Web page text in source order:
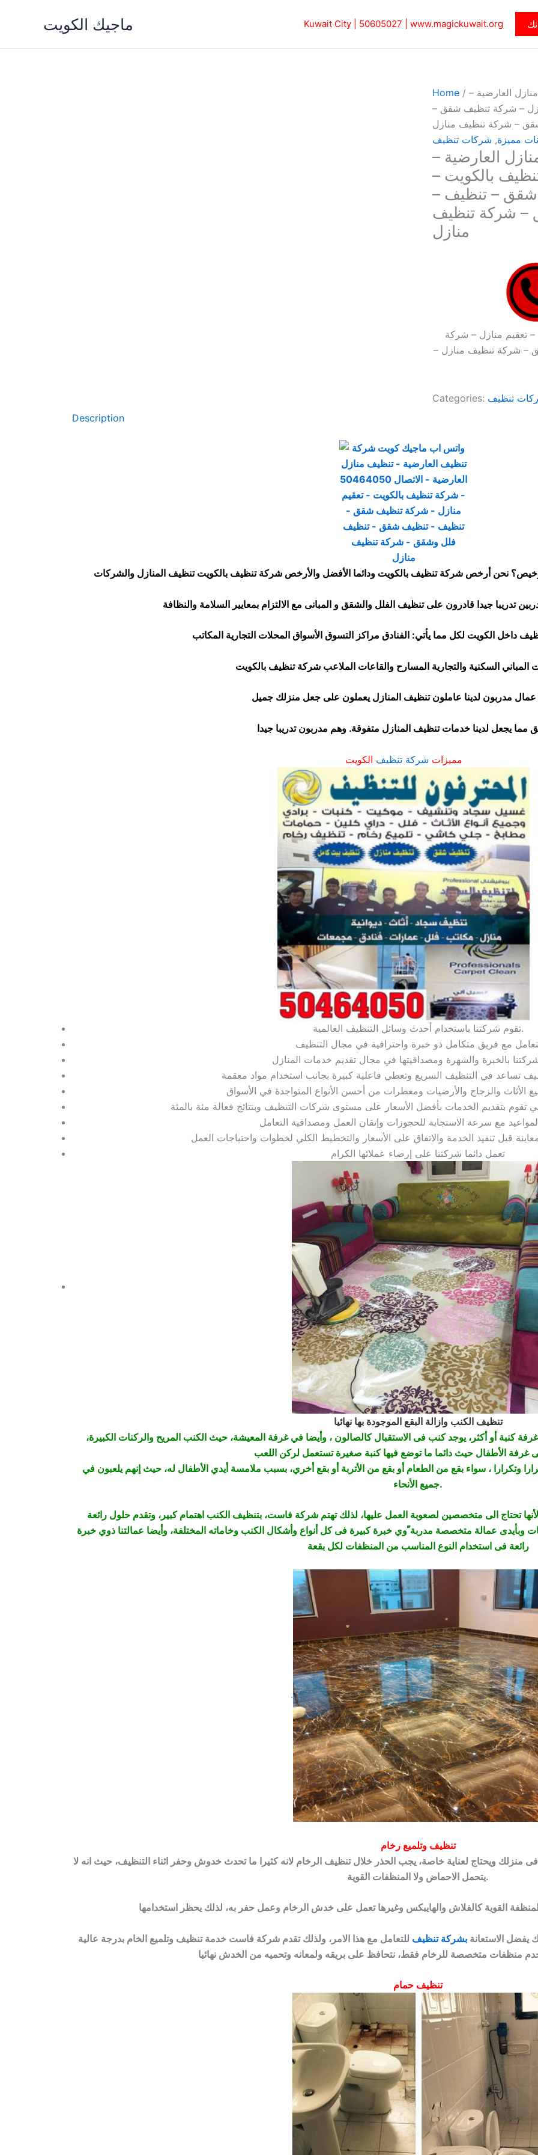
ماجيك الكويت Kuwait City | 50605027‎ www.magickuwait.org
Home / العارضية –
منازل – شركة تنظيف شقق –
– شركة تنظيف منازل
مميزة, شركات تنظيف
العارضية –
– شركة تنظيف بالكويت –
شقق – تنظيف –
– شركة تنظيف
منازل
تعقيم منازل – شركة
– شركة تنظيف منازل –
Categories: تنظيف
Description
نحن أرخص شركة تنظيف بالكويت ودائما الأفضل والأرخص شركة تنظيف بالكويت تنظيف المنازل والشركات
داخل الكويت لكل مما يأتي: الفنادق مراكز التسوق الأسواق المحلات التجارية المكاتب
المباني السكنية والتجارية المسارح والقاعات الملاعب شركة تنظيف بالكويت
عمال مدربون لدينا عاملون تنظيف المنازل يعملون على جعل منزلك جميل
مما يجعل لدينا خدمات تنظيف المنازل متفوقة. وهم مدربون تدريبا جيدا
مميزات شركة تنظيف الكويت
تقوم شركتنا باستخدام أحدث وسائل التنظيف العالمية.
مع فريق متكامل ذو خبرة واحترافية في مجال التنظيف
تعمل دائما شركتنا على إرضاء عملائها الكرام
تنظيف الكنب وازالة البقع الموجودة بها نهائيا
كنبة أو أكثر، يوجد كنب فى الاستقبال كالصالون ، وأيضا في غرفة المعيشة، حيث الكنب المريح والركنات الكبيرة،
وتكرارا ، سواء بقع من الطعام أو بقع من الأتربة أو بقع أخري، بسبب ملامسة أيدي الأطفال له، حيث إنهم يلعبون في
جميع الأنحاء.
تحتاج الى متخصصين لصعوبة العمل عليها، لذلك تهتم شركة فاست، بتنظيف الكنب اهتمام كبير، وتقدم حلول رائعة
وبأيدى عمالة متخصصة مدربة ّوي خبرة كبيرة فى كل أنواع وأشكال الكنب وخاماته المختلفة، وأيضا عمالتنا ذوي خبرة
رائعة فى استخدام النوع المناسب من المنظفات لكل بقعة
.
تنظيف وتلميع رخام
منزلك ويحتاج لعناية خاصة، يجب الحذر خلال تنظيف الرخام لانه كثيرا ما تحدث خدوش وحفر اثناء التنظيف، حيث انه لا
يتحمل الاحماض ولا المنظفات القوية.
يفضل الاستعانة بشركة تنظيف للتعامل مع هذا الامر، ولذلك تقدم شركة فاست خدمة تنظيف وتلميع الخام بدرجة عالية
منظفات متخصصة للرخام فقط، نتحافظ على بريقه ولمعانه وتحميه من الخدش نهائيا
تنظيف حمام